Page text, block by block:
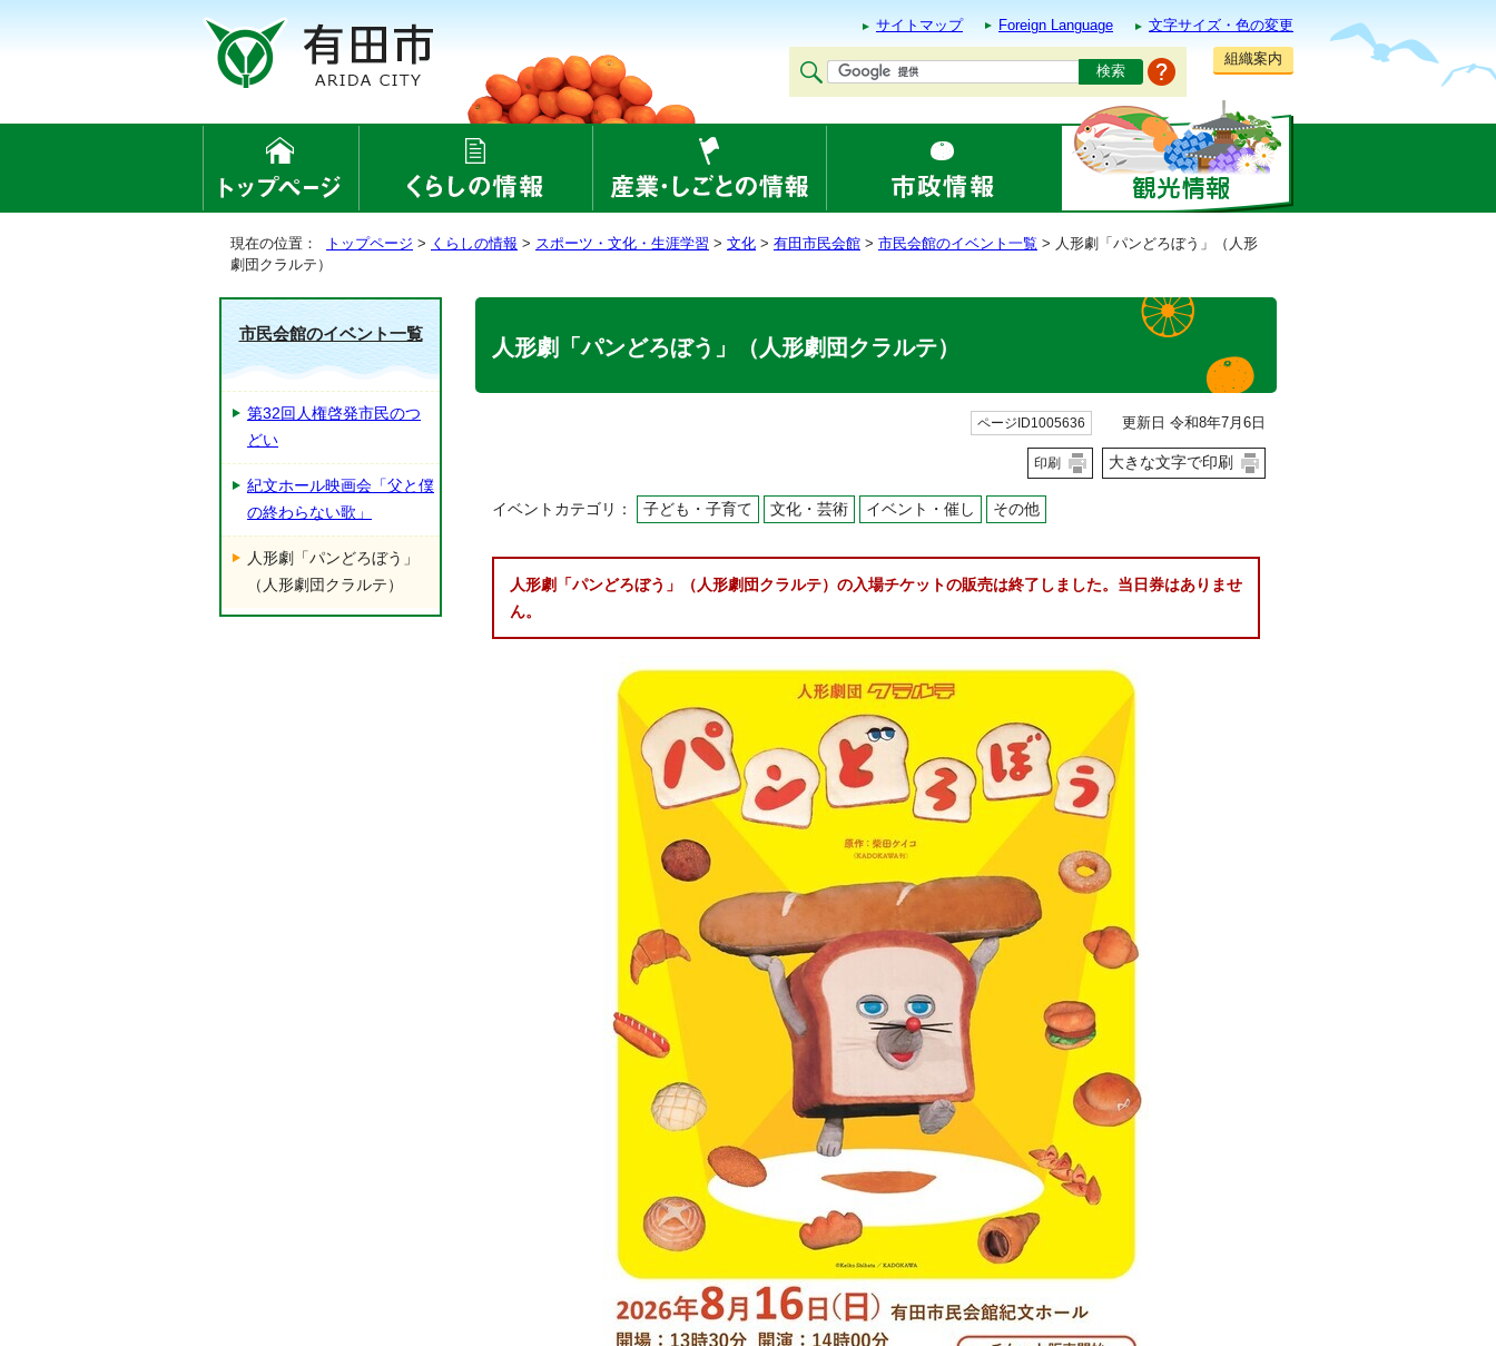
サイトマップ Foreign Language
文字サイズ・色の変更
組織案内
現在の位置： トップページ > くらしの情報 > スポーツ・文化・生涯学習 > 文化 > 有田市民会館 > 市民会館のイベント一覧 > 人形劇「パンどろぼう」（人形
劇団クラルテ）
人形劇「パンどろぼう」（人形劇団クラルテ）
ページID1005636 更新日 令和8年7月6日
印刷 大きな文字で印刷
イベントカテゴリ： 子ども・子育て 文化・芸術 イベント・催し その他
人形劇「パンどろぼう」（人形劇団クラルテ）の入場チケットの販売は終了しました。当日券はありませ
ん。
市民会館のイベント一覧
第32回人権啓発市民のつ
どい
紀文ホール映画会「父と僕
の終わらない歌」
人形劇「パンどろぼう」
（人形劇団クラルテ）